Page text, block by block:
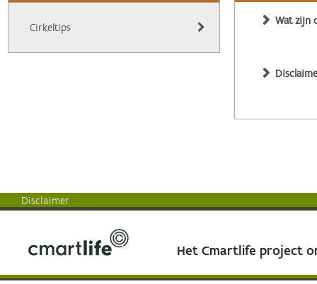
Cirkeltips
Wat zijn
Disclaimer
Het Cmartlife project